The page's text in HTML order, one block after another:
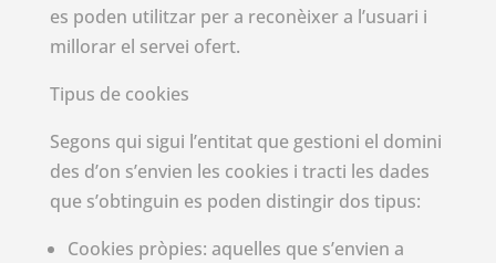
es poden utilitzar per a reconèixer a l’usuari i
millorar el servei ofert.
Tipus de cookies
Segons qui sigui l’entitat que gestioni el domini
des d’on s’envien les cookies i tracti les dades
que s’obtinguin es poden distingir dos tipus:
Cookies pròpies: aquelles que s’envien a